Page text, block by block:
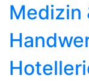
Medizin